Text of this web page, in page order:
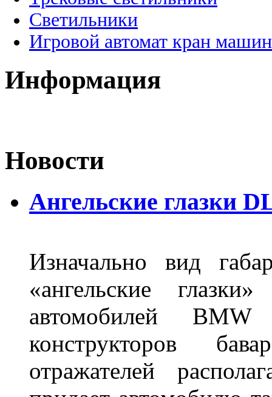
Светильники
Игровой автомат кран
Информация
Новости
Ангельские глазки
Изначально вид
«ангельские
автомобилей
конструкторов
отражателей